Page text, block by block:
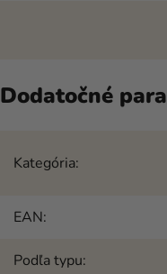
Dodatočné
Kategória:
EAN:
Podľa typu: